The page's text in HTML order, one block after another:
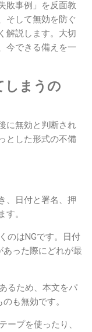
敗事例」を反面教
そして無効を防ぐ
解説します。大切
今できる備えを一
しまうの
に無効と判断され
とした形式の不備
、日付と署名、押
。
のはNGです。日付
った際にどれが最
るため、本文をパ
も無効です。
ープを使ったり、